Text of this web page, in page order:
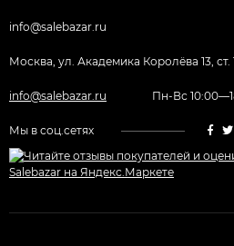
info@salebazar.ru
Москва, ул. Академика Королёва 13, ст.
info@salebazar.ru Пн-Вс
Мы в соц.сетях